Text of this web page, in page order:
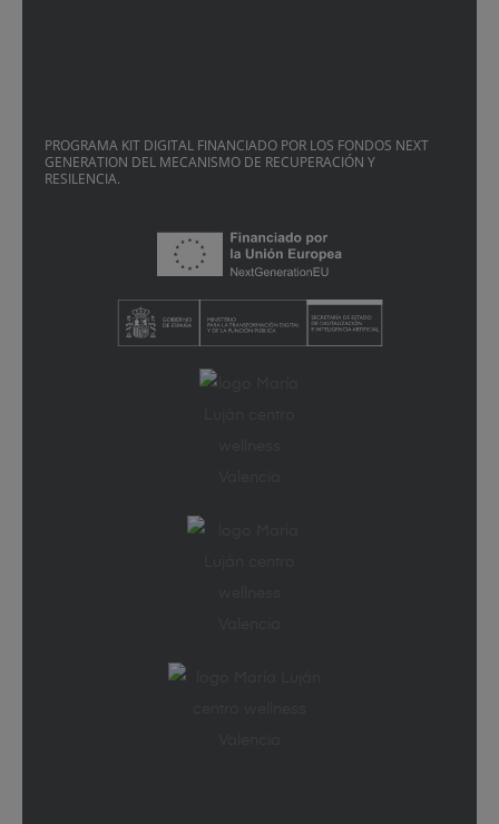
PROGRAMA KIT DIGITAL FINANCIADO POR LOS FONDOS NEXT
GENERATION DEL MECANISMO DE RECUPERACIÓN Y
RESILENCIA.